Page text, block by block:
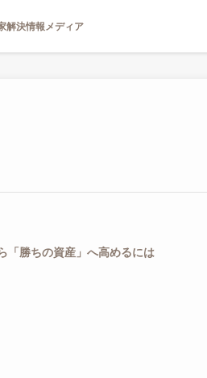
「勝ちの資産」へ高めるには